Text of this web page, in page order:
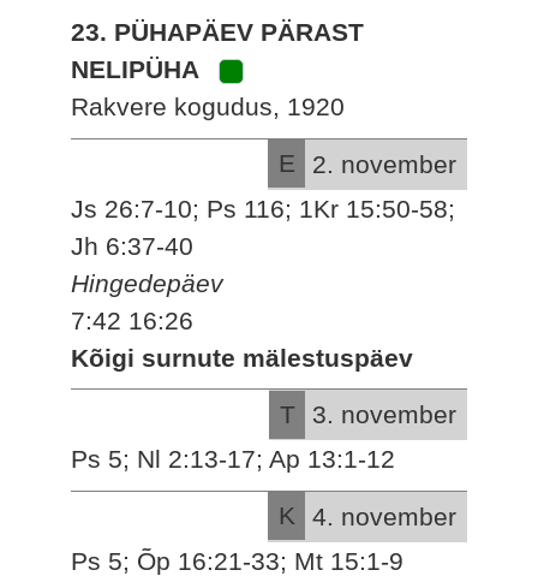
23. PÜHAPÄEV PÄRAST
NELIPÜHA
Rakvere kogudus, 1920
E
2. november
Js 26:7-10; Ps 116; 1Kr 15:50-58;
Jh 6:37-40
Hingedepäev
7:42 16:26
Kõigi surnute mälestuspäev
T
3. november
Ps 5; Nl 2:13-17; Ap 13:1-12
K
4. november
Ps 5; Õp 16:21-33; Mt 15:1-9